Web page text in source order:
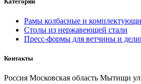
Рамы колбасные и
Столы из нержавеющей стали
Пресс-формы для ветчины и
Контакты
Россия Московская область Мытищи